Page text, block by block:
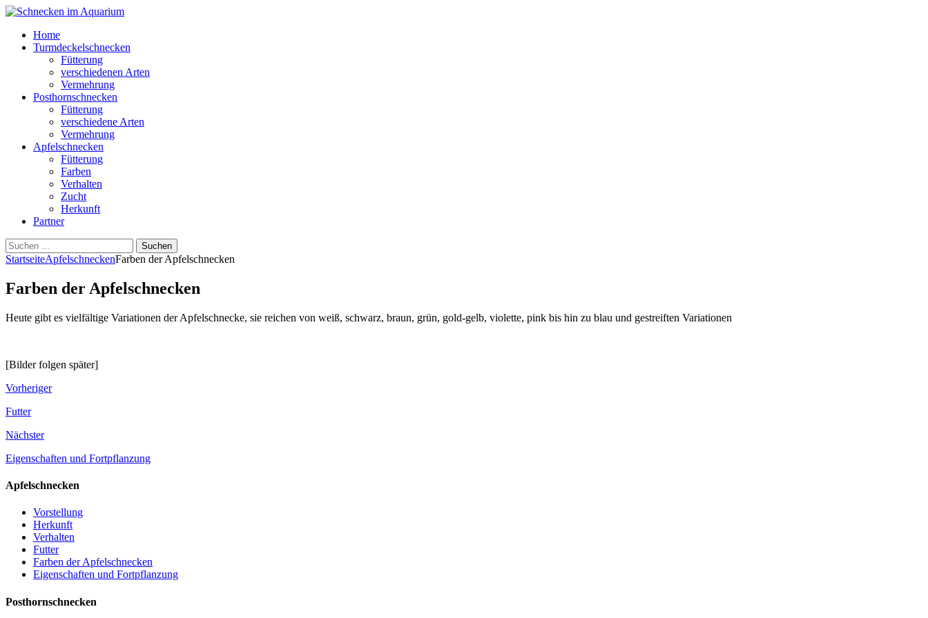
Home
Turmdeckelschnecken
Fütterung
verschiedenen Arten
Vermehrung
Posthornschnecken
Fütterung
verschiedene Arten
Vermehrung
Apfelschnecken
Fütterung
Farben
Verhalten
Zucht
Herkunft
Partner
Suchen
nach:
StartseiteApfelschneckenFarben der Apfelschnecken
Farben der Apfelschnecken
Heute gibt es vielfältige Variationen der Apfelschnecke, sie reichen von weiß, schwarz, braun, grün, gold-gelb, violette, pink bis hin zu blau und gestreiften Variationen
[Bilder folgen später]
Vorheriger
Futter
Nächster
Eigenschaften und Fortpflanzung
Apfelschnecken
Vorstellung
Herkunft
Verhalten
Futter
Farben der Apfelschnecken
Eigenschaften und Fortpflanzung
Posthornschnecken